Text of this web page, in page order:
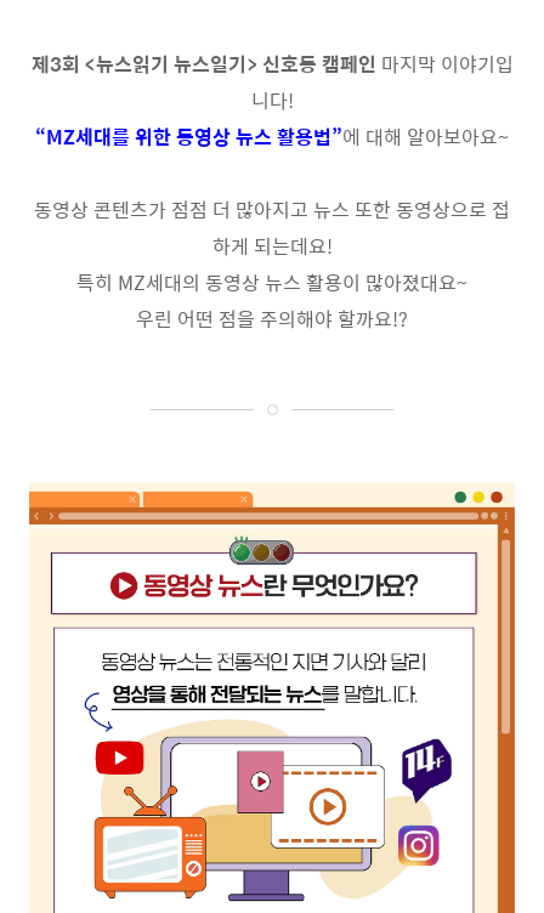
제3회 <뉴스읽기 뉴스일기> 신호등 캠페인 마지막 이야기입
니다!
“MZ세대를 위한 동영상 뉴스 활용법”에 대해 알아보아요~
동영상 콘텐츠가 점점 더 많아지고 뉴스 또한 동영상으로 접
하게 되는데요!
특히 MZ세대의 동영상 뉴스 활용이 많아졌대요~
우린 어떤 점을 주의해야 할까요!?